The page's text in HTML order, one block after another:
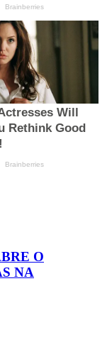
O
NA